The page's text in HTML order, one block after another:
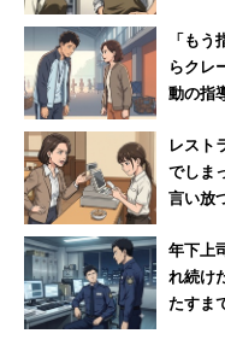
「も
らクレ
動の指
レスト
でしま
言い放
年下上
れ続け
たすま